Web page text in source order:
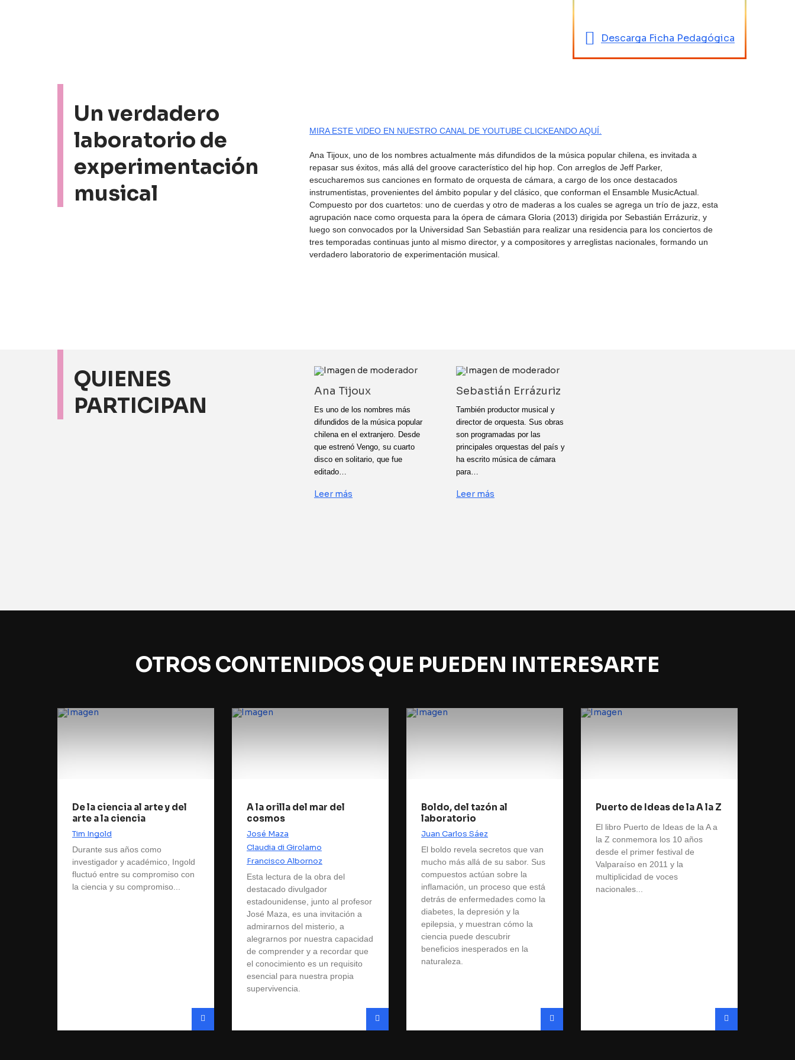
Descarga Ficha Pedagógica
Un verdadero
laboratorio de
experimentación
musical
MIRA ESTE VIDEO EN NUESTRO CANAL DE YOUTUBE CLICKEANDO AQUÍ.
Ana Tijoux, uno de los nombres actualmente más difundidos de la música popular chilena, es invitada a
repasar sus éxitos, más allá del groove característico del hip hop. Con arreglos de Jeff Parker,
escucharemos sus canciones en formato de orquesta de cámara, a cargo de los once destacados
instrumentistas, provenientes del ámbito popular y del clásico, que conforman el Ensamble MusicActual.
Compuesto por dos cuartetos: uno de cuerdas y otro de maderas a los cuales se agrega un trío de jazz, esta
agrupación nace como orquesta para la ópera de cámara Gloria (2013) dirigida por Sebastián Errázuriz, y
luego son convocados por la Universidad San Sebastián para realizar una residencia para los conciertos de
tres temporadas continuas junto al mismo director, y a compositores y arreglistas nacionales, formando un
verdadero laboratorio de experimentación musical.
QUIENES
PARTICIPAN
Ana Tijoux
Es uno de los nombres más
difundidos de la música popular
chilena en el extranjero. Desde
que estrenó Vengo, su cuarto
disco en solitario, que fue
editado…
Leer más
Sebastián Errázuriz
También productor musical y
director de orquesta. Sus obras
son programadas por las
principales orquestas del país y
ha escrito música de cámara
para…
Leer más
OTROS CONTENIDOS QUE PUEDEN INTERESARTE
De la ciencia al arte y del
arte a la ciencia
Tim Ingold
Durante sus años como
investigador y académico, Ingold
fluctuó entre su compromiso con
la ciencia y su compromiso...
A la orilla del mar del
cosmos
José Maza
Claudia di Girolamo
Francisco Albornoz
Esta lectura de la obra del
destacado divulgador
estadounidense, junto al profesor
José Maza, es una invitación a
admirarnos del misterio, a
alegrarnos por nuestra capacidad
de comprender y a recordar que
el conocimiento es un requisito
esencial para nuestra propia
supervivencia.
Boldo, del tazón al
laboratorio
Juan Carlos Sáez
El boldo revela secretos que van
mucho más allá de su sabor. Sus
compuestos actúan sobre la
inflamación, un proceso que está
detrás de enfermedades como la
diabetes, la depresión y la
epilepsia, y muestran cómo la
ciencia puede descubrir
beneficios inesperados en la
naturaleza.
Puerto de Ideas de la A la Z
El libro Puerto de Ideas de la A a
la Z conmemora los 10 años
desde el primer festival de
Valparaíso en 2011 y la
multiplicidad de voces
nacionales...